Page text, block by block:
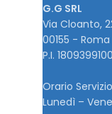
G.G SRL
Via Cloanto,
00155 - Roma
P.I.
Orario
Lunedì –